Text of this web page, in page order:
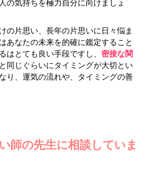
の気持ちを極力自分に向けましょ
の片思い、長年の片思いに日々悩ま
あなたの未来を的確に鑑定すること
はとても良い手段ですし、密接な関
同じぐらいにタイミングが大切とい
り、運気の流れや、タイミングの善
師の先生に相談していま